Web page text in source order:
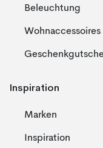
Beleuchtung
Wohnaccessoires
Inspiration
Marken
Inspiration